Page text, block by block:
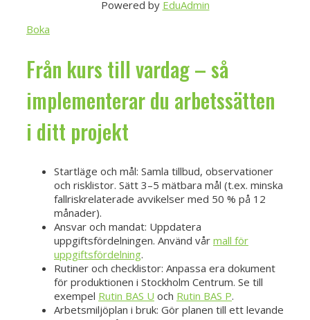
Powered by EduAdmin
Boka
Från kurs till vardag – så
implementerar du arbetssätten
i ditt projekt
Startläge och mål: Samla tillbud, observationer
och risklistor. Sätt 3–5 mätbara mål (t.ex. minska
fallriskrelaterade avvikelser med 50 % på 12
månader).
Ansvar och mandat: Uppdatera
uppgiftsfördelningen. Använd vår mall för
uppgiftsfördelning.
Rutiner och checklistor: Anpassa era dokument
för produktionen i Stockholm Centrum. Se till
exempel Rutin BAS U och Rutin BAS P.
Arbetsmiljöplan i bruk: Gör planen till ett levande